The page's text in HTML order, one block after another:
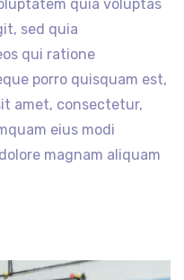
quia voluptas
sed quia
qui ratione
porro quisquam est,
amet, consectetur,
eius modi
magnam aliquam